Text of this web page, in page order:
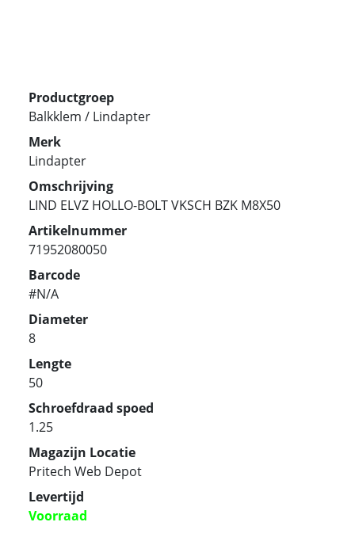
Productgroep
Balkklem / Lindapter
Merk
Lindapter
Omschrijving
LIND ELVZ HOLLO-BOLT VKSCH BZK M8X50
Artikelnummer
71952080050
Barcode
#N/A
Diameter
8
Lengte
50
Schroefdraad spoed
1.25
Magazijn Locatie
Pritech Web Depot
Levertijd
Voorraad